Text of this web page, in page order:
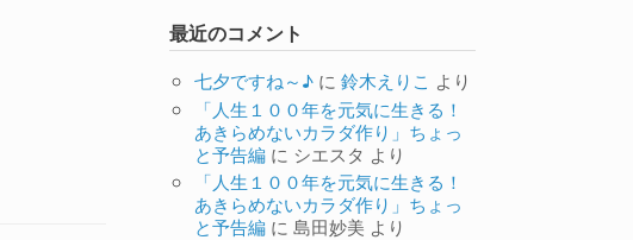
最近のコメント
七夕ですね～♪ に鈴木えりこ より
「人生１００年を元気に生きる！
あきらめないカラダ作り」ちょっ
と予告編 に シエスタ より
「人生１００年を元気に生きる！
あきらめないカラダ作り」ちょっ
と予告編 に島田妙美 より